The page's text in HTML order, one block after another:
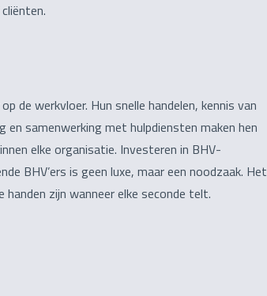
de werkvloer. Hun snelle handelen, kennis van
samenwerking met hulpdiensten maken hen
elke organisatie. Investeren in BHV-
BHV’ers is geen luxe, maar een noodzaak. Het
zijn wanneer elke seconde telt.